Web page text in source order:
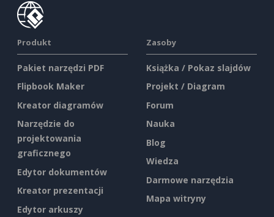
Produkt
Pakiet narzędzi PDF
Flipbook Maker
Kreator diagramów
Narzędzie do
projektowania
graficznego
Edytor dokumentów
Kreator prezentacji
Edytor arkuszy
Zasoby
Książka / Pokaz slajdów
Projekt / Diagram
Forum
Nauka
Blog
Wiedza
Darmowe narzędzia
Mapa witryny